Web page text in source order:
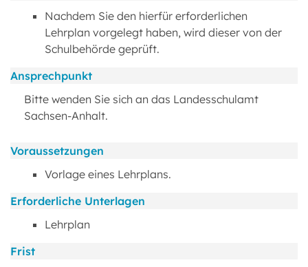
Nachdem Sie den hierfür erforderlichen
Lehrplan vorgelegt haben, wird dieser von der
Schulbehörde geprüft.
Ansprechpunkt
Bitte wenden Sie sich an das Landesschulamt
Sachsen-Anhalt.
Voraussetzungen
Vorlage eines Lehrplans.
Erforderliche Unterlagen
Lehrplan
Frist